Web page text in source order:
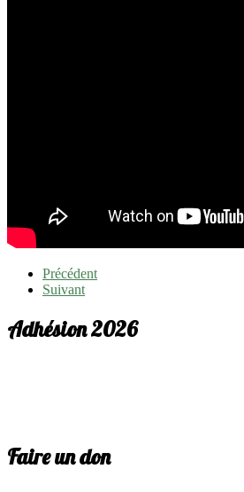
Précédent
Suivant
Adhésion 2026
Faire un don